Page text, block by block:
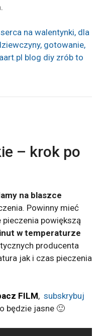
– krok po
na blaszce
Powinny mieć
powiększą
w temperaturze
producenta
jak i czas pieczenia
FILM, subskrybuj
będzie jasne 🙂